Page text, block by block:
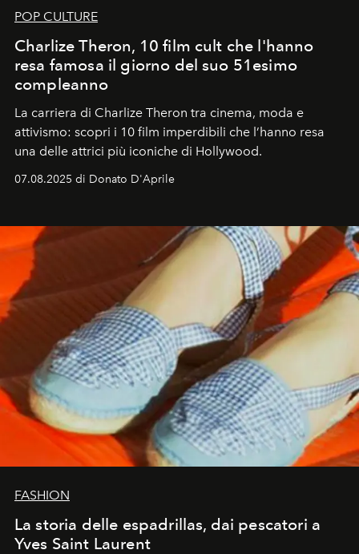
POP CULTURE
Charlize Theron, 10 film cult che l'hanno
resa famosa il giorno del suo 51esimo
compleanno
La carriera di Charlize Theron tra cinema, moda e
attivismo: scopri i 10 film imperdibili che l’hanno resa
una delle attrici più iconiche di Hollywood.
07.08.2025 di Donato D'Aprile
FASHION
La storia delle espadrillas, dai pescatori a
Yves Saint Laurent